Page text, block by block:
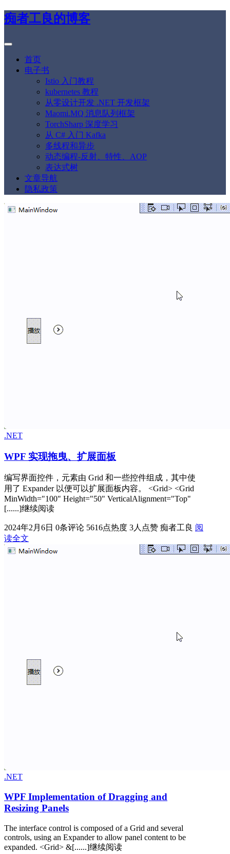
痴者工良的博客
首页
电子书
Istio 入门教程
kubernetes 教程
从零设计开发 .NET 开发框架
Maomi.MQ 消息队列框架
TorchSharp 深度学习
从 C# 入门 Kafka
多线程和异步
动态编程-反射、特性、AOP
表达式树
文章导航
隐私政策
.NET
WPF 实现拖曳、扩展面板
编写界面控件，元素由 Grid 和一些控件组成，其中使
用了 Expander 以便可以扩展面板内容。 <Grid> <Grid
MinWidth="100" Height="50" VerticalAlignment="Top"
[......]继续阅读
2024年2月6日 0条评论 5616点热度 3人点赞 痴者工良 阅
读全文
.NET
WPF Implementation of Dragging and
Resizing Panels
The interface control is composed of a Grid and several
controls, using an Expander to allow panel content to be
expanded. <Grid> &[......]继续阅读